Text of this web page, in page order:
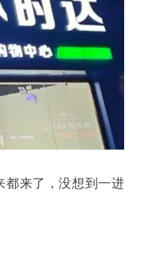
都来了，没想到一进